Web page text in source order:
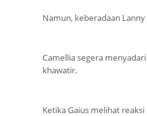
Namun, keberadaan
Camellia segera
khawatir.
Ketika Gaius melihat